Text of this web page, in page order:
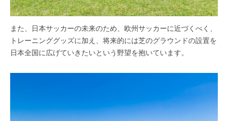
また、日本サッカーの未来のため、欧州サッカーに近づくべく、
トレーニンググッズに加え、将来的には芝のグラウンドの設置を
日本全国に広げていきたいという野望を抱いています。